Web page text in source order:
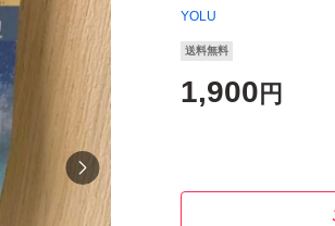
YOLU
送料無料
1,900 円